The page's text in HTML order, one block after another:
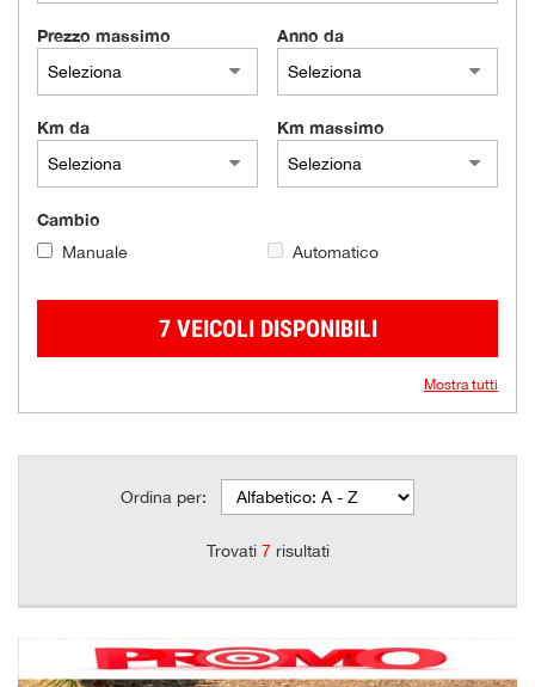
Prezzo massimo Anno da
Km da Km massimo
Cambio
Manuale Automatico
7 VEICOLI DISPONIBILI
Mostra tutti
Ordina per:
Trovati 7risultati